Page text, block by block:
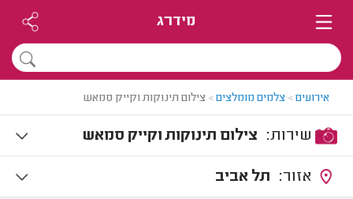
מידרג
אירועים> צלמים מומלצים> צילום תינוקות וקייק סמאש
צילום תינוקות וקייק סמאש
תל אביב